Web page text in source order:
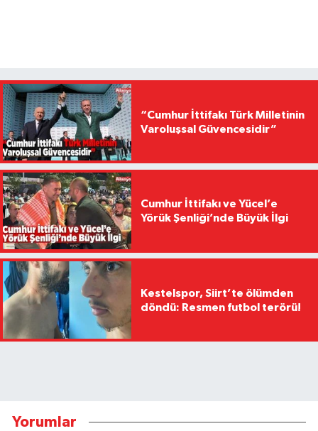
“Cumhur İttifakı Türk Milletinin
Varoluşsal Güvencesidir”
Cumhur İttifakı ve Yücel’e
Yörük Şenliği’nde Büyük İlgi
Kestelspor, Siirt’te ölümden
döndü: Resmen futbol terörü!
Yorumlar